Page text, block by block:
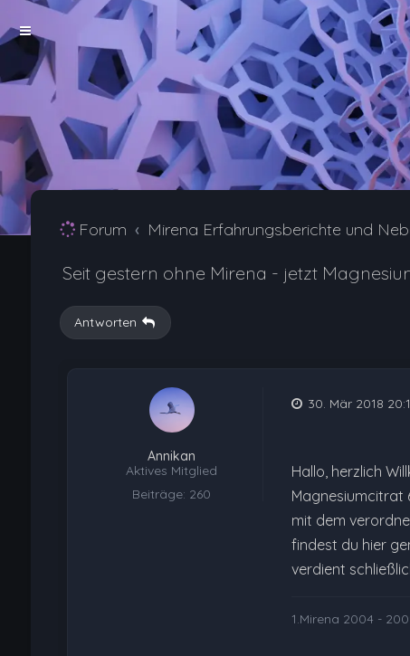
Forum Mirena Erfahrungsberichte und
Seit gestern ohne Mirena - jetzt
Antworten
Annikan
Aktives Mitglied
Beiträge: 260
30. Mär 2018
Hallo, herzlich
Magnesiumcitrat
mit dem
findest du hier
verdient
1.Mirena 2004 -